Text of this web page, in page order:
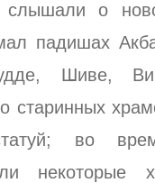
слышали о
падишах
Шиве,
старинных
во
некоторые